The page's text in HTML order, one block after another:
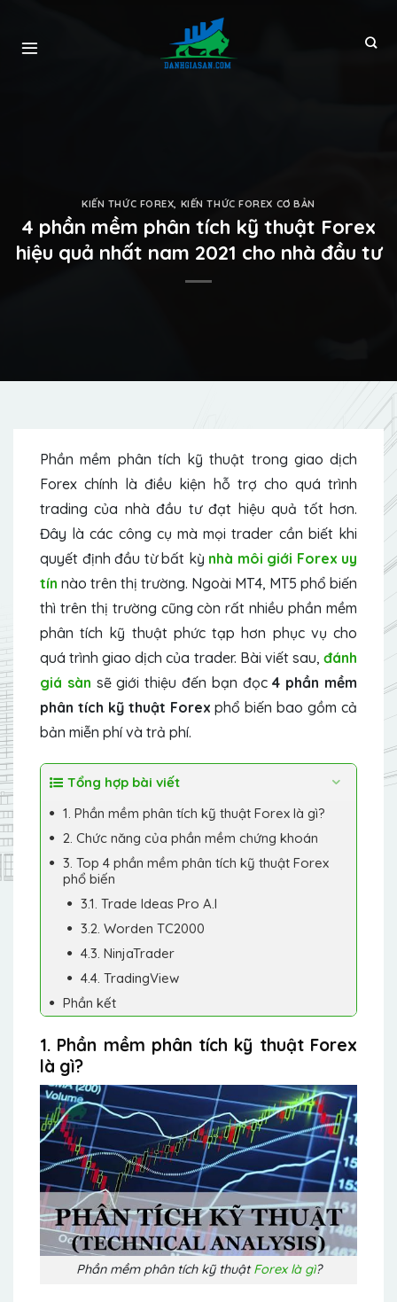
KIẾN THỨC FOREX, KIẾN THỨC FOREX CƠ BẢN
4 phần mềm phân tích kỹ thuật Forex
hiệu quả nhất nam 2021 cho nhà đầu tư
Phần mềm phân tích kỹ thuật trong giao dịch
Forex chính là điều kiện hỗ trợ cho quá trình
trading của nhà đầu tư đạt hiệu quả tốt hơn.
Đây là các công cụ mà mọi trader cần biết khi
quyết định đầu từ bất kỳ nhà môi giới Forex uy
tín nào trên thị trường. Ngoài MT4, MT5 phổ biến
thì trên thị trường cũng còn rất nhiều phần mềm
phân tích kỹ thuật phức tạp hơn phục vụ cho
quá trình giao dịch của trader. Bài viết sau, đánh
giá sàn sẽ giới thiệu đến bạn đọc4 phần mềm
phân tích kỹ thuật Forex phổ biến bao gồm cả
bản miễn phí và trả phí.
Tổng hợp bài viết
1. Phần mềm phân tích kỹ thuật Forex là gì?
2. Chức năng của phần mềm chứng khoán
3. Top 4 phần mềm phân tích kỹ thuật Forex
phổ biến
3.1. Trade Ideas Pro A.I
3.2. Worden TC2000
4.3. NinjaTrader
4.4. TradingView
Phần kết
1. Phần mềm phân tích kỹ thuật Forex
là gì?
Phần mềm phân tích kỹ thuậtForex là gì?